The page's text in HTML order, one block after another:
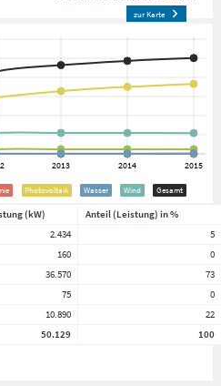
zur Karte
Photovoltaik Wasser Wind Gesamt
(kW)
Anteil (Leistung) in %
2.434
5
160
0
36.570
73
75
0
10.890
22
50.129 100